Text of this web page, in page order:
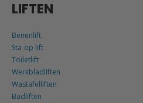
LIFTEN
Benenlift
Sta-op lift
Toiletlift
Werkbladliften
Wastafelliften
Badliften